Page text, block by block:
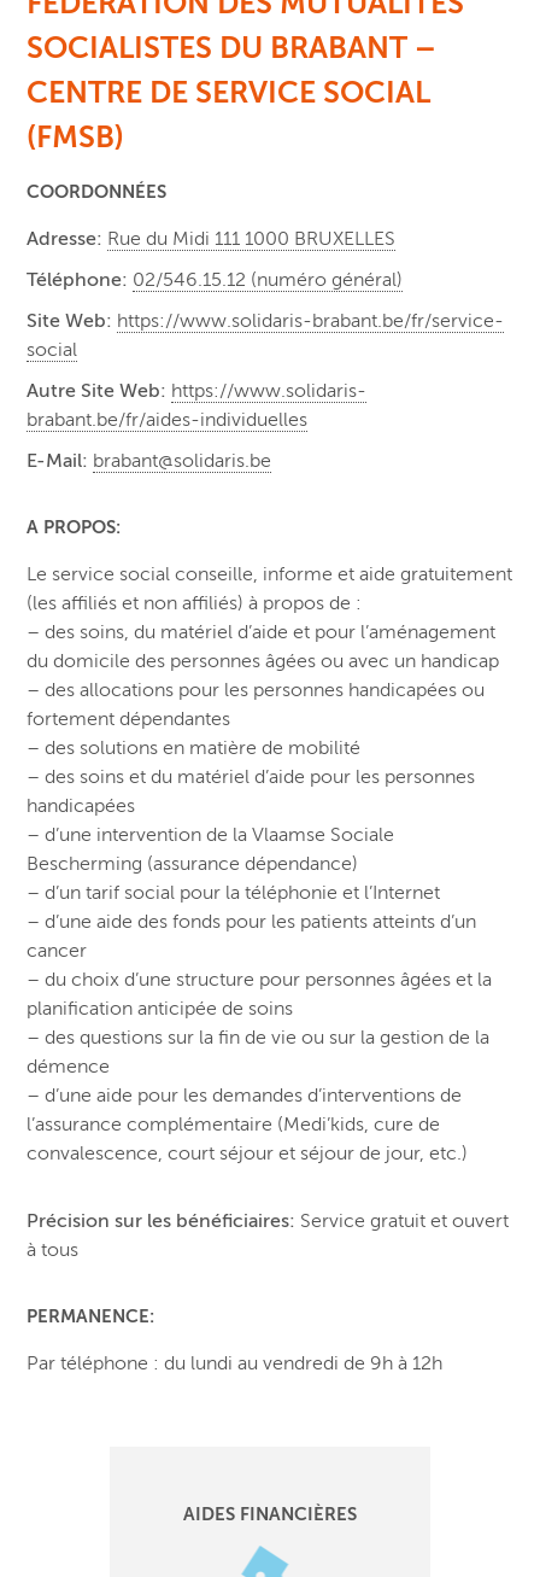
SOCIALISTES DU BRABANT –
CENTRE DE SERVICE SOCIAL
(FMSB)
COORDONNÉES
Adresse: Rue du Midi 111 1000 BRUXELLES
Téléphone: 02/546.15.12 (numéro général)
Site Web: https://www.solidaris-brabant.be/fr/service-
social
Autre Site Web: https://www.solidaris-
brabant.be/fr/aides-individuelles
E-Mail: brabant@solidaris.be
A PROPOS:
Le service social conseille, informe et aide gratuitement
(les affiliés et non affiliés) à propos de :
– des soins, du matériel d’aide et pour l’aménagement
du domicile des personnes âgées ou avec un handicap
– des allocations pour les personnes handicapées ou
fortement dépendantes
– des solutions en matière de mobilité
– des soins et du matériel d’aide pour les personnes
handicapées
– d’une intervention de la Vlaamse Sociale
Bescherming (assurance dépendance)
– d’un tarif social pour la téléphonie et l’Internet
– d’une aide des fonds pour les patients atteints d’un
cancer
– du choix d’une structure pour personnes âgées et la
planification anticipée de soins
– des questions sur la fin de vie ou sur la gestion de la
démence
– d’une aide pour les demandes d’interventions de
l’assurance complémentaire (Medi’kids, cure de
convalescence, court séjour et séjour de jour, etc.)
Précision sur les bénéficiaires: Service gratuit et ouvert
à tous
PERMANENCE:
Par téléphone : du lundi au vendredi de 9h à 12h
AIDES FINANCIÈRES